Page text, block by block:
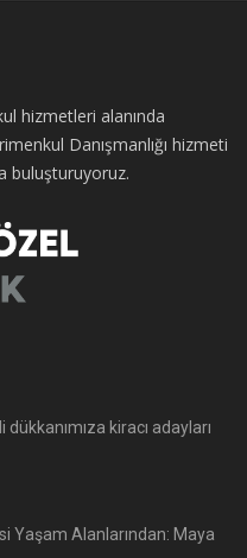
hizmetleri alanında
Danışmanlığı hizmeti
buluşturuyoruz.
kiracı adayları
Yaşam Alanlarından: Maya